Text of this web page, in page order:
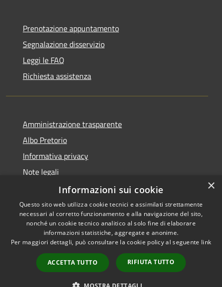
Prenotazione appuntamento
Segnalazione disservizio
Leggi le FAQ
Richiesta assistenza
Amministrazione trasparente
Albo Pretorio
Informativa privacy
Note legali
Dichiarazione di accessibilità
RSS
Accessibilità
Copyright © 2026 • Comune di
Municipium•
Accesso
redazione
×
Informazioni sui cookie
Questo sito web utilizza cookie tecnici e assimilati strettamente
necessari al corretto funzionamento e alla navigazione del sito,
nonché un cookie tecnico analitico al solo fine di elaborare
informazioni statistiche, aggregate e anonime.
Per maggiori dettagli, può consultare la cookie policy al seguente link
ACCETTA TUTTO RIFIUTA TUTTO